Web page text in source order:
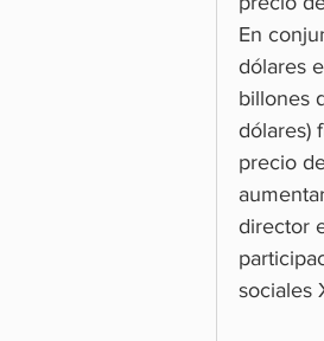
En
dólares
billones
dólares)
precio
director
sociales